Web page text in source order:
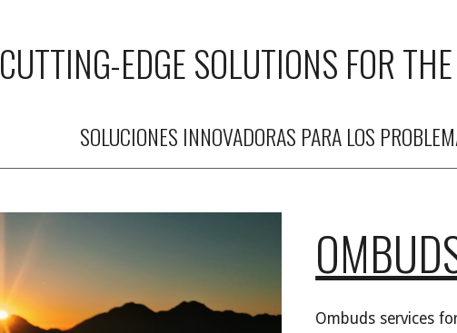
CUTTING-EDGE SOLUTIONS FOR
SOLUCIONES INNOVADORAS PARA LOS
Ombuds services